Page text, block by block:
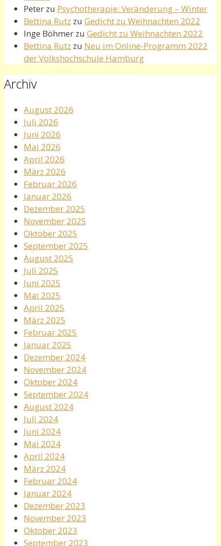
Peter zu Psychotherapie: Veränderung – Winter
Bettina Rutz zu Gedicht zu Weihnachten 2022
Inge Böhmer zu Gedicht zu Weihnachten 2022
Bettina Rutz zu Neu im Online-Programm 2022
der Volkshochschule Hamburg
Archiv
August 2026
Juli 2026
Juni 2026
Mai 2026
April 2026
März 2026
Februar 2026
Januar 2026
Dezember 2025
November 2025
Oktober 2025
September 2025
August 2025
Juli 2025
Juni 2025
Mai 2025
April 2025
März 2025
Februar 2025
Januar 2025
Dezember 2024
November 2024
Oktober 2024
September 2024
August 2024
Juli 2024
Juni 2024
Mai 2024
April 2024
März 2024
Februar 2024
Januar 2024
Dezember 2023
November 2023
Oktober 2023
September 2023